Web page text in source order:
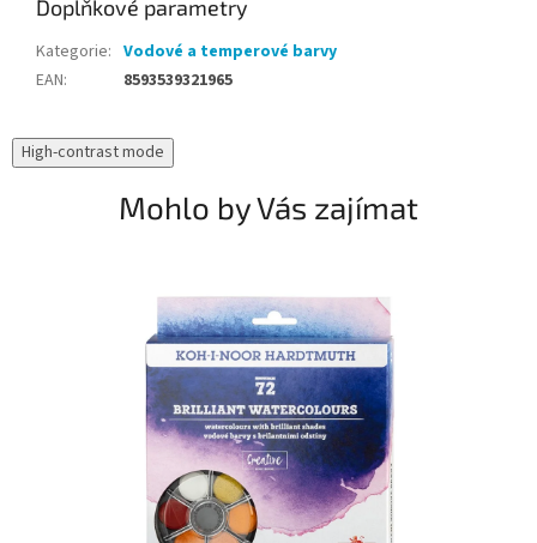
Doplňkové parametry
Kategorie: Vodové a temperové barvy
EAN: 8593539321965
High-contrast mode
Mohlo by Vás zajímat